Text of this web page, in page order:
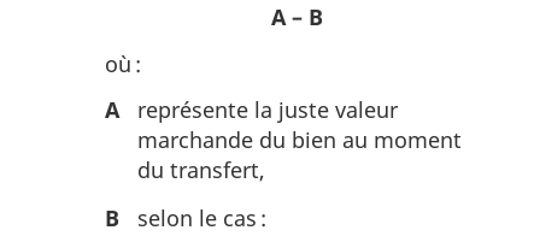
A – B
où :
A
représente la juste valeur
marchande du bien au moment
du transfert,
B
selon le cas :